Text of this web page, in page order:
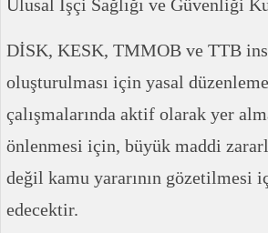
Ulusal İşçi Sağlığı ve Güvenliği
DİSK, KESK, TMMOB ve TTB
oluşturulması için yasal
çalışmalarında aktif olarak yer
önlenmesi için, büyük maddi
değil kamu yararının gözetilmesi
edecektir.